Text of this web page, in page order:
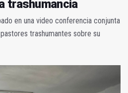
trashumancia
en una video conferencia conjunta
trashumantes sobre su